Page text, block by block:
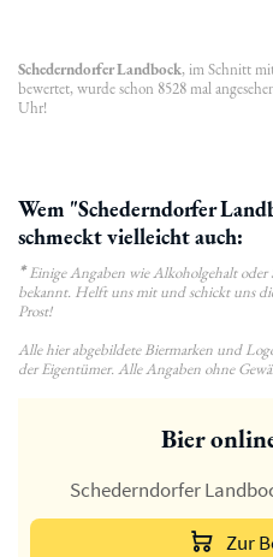
Schederndorfer Landbock, im Schnitt
bewertet, wurde schon 8528 mal
Uhr!
Wem "Schederndorfer
schmeckt vielleicht auch:
*Einige Angaben wie Alkoholgehalt oder
bekannt. Helft uns mit und schickt uns
Prost!
Alle hier abgebildete Biermarken und
der Eigentümer. Alle Angaben ohne
Bier
Schederndorfer
Zur